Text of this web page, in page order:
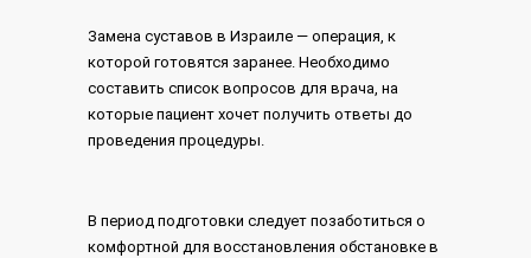
Замена суставов в Израиле — операция, к
которой готовятся заранее. Необходимо
составить список вопросов для врача, на
которые пациент хочет получить ответы до
проведения процедуры.
В период подготовки следует позаботиться о
комфортной для восстановления обстановке в